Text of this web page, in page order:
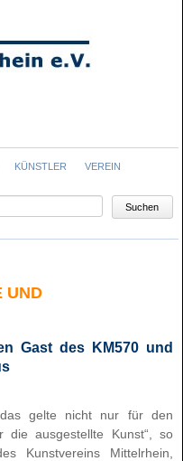
KÜNSTLER
VEREIN
Suchen
UND
Gast des KM570 und
gelte nicht nur für den
die ausgestellte Kunst“, so
Kunstvereins Mittelrhein,